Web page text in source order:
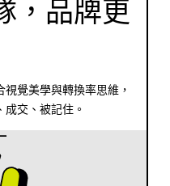
，品牌更
覺美學與轉換率思維，
交、被記住。